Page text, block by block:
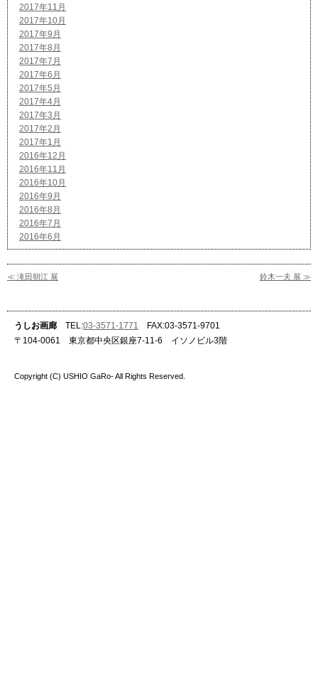
2017年11月
2017年10月
2017年9月
2017年8月
2017年7月
2017年6月
2017年5月
2017年4月
2017年3月
2017年2月
2017年1月
2016年12月
2016年11月
2016年10月
2016年9月
2016年8月
2016年7月
2016年6月
≪ 滝田朝江 展 鈴木一夫 展 ≫
うしお画廊 TEL:03-3571-1771 FAX:03-3571-9701
〒104-0061 東京都中央区銀座7-11-6 イソノビル3階
Copyright (C) USHIO GaRo- All Rights Reserved.